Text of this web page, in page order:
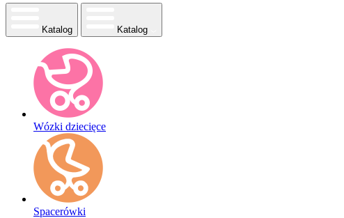
Katalog Katalog
Wózki dziecięce
Spacerówki